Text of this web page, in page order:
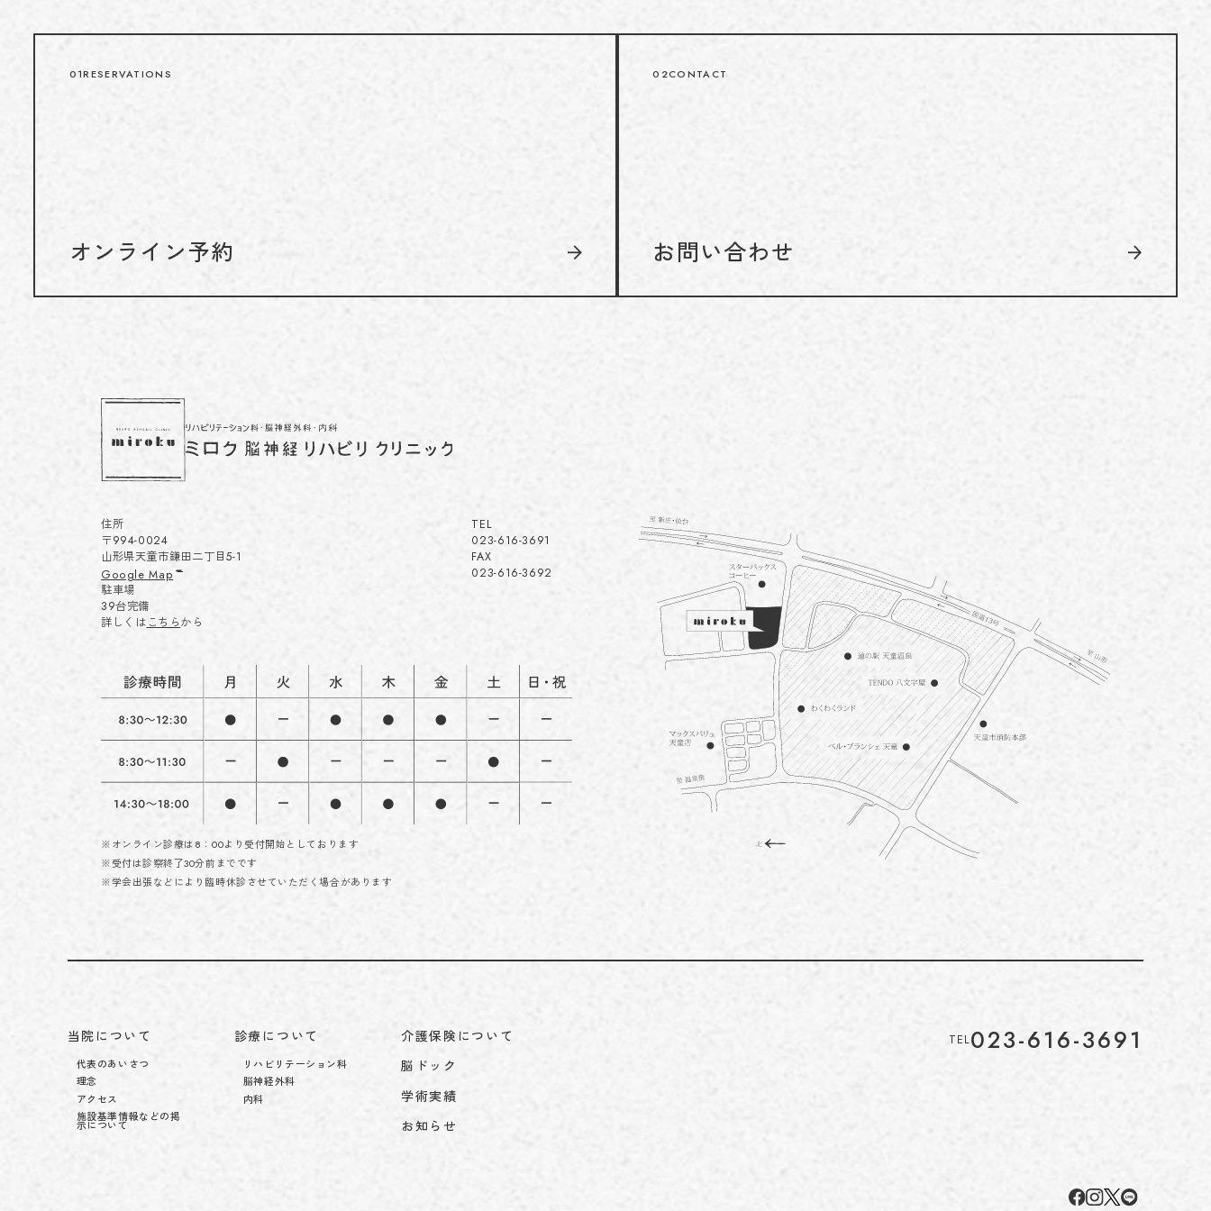
01RESERVATIONS
オンライン予約
02CONTACT
お問い合わせ
住所
〒994-0024
山形県天童市鎌田二丁目5-1
Google Map
駐車場
39台完備
詳しくは こちらから
TEL
023-616-3691
FAX
023-616-3692
※オンライン診療は8：00より受付開始としております
※受付は診察終了30分前までです
※学会出張などにより臨時休診させていただく場合があります
当院について
代表のあいさつ
理念
アクセス
施設基準情報などの掲
示について
診療について
リハビリテーション科
脳神経外科
内科
介護保険について
脳ドック
学術実績
お知らせ
TEL023-616-3691